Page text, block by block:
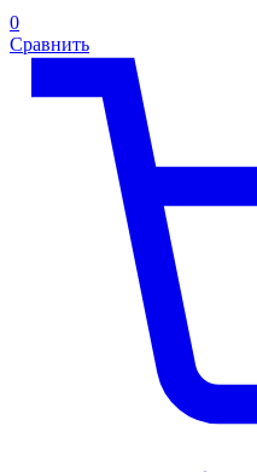
0
Сравнить